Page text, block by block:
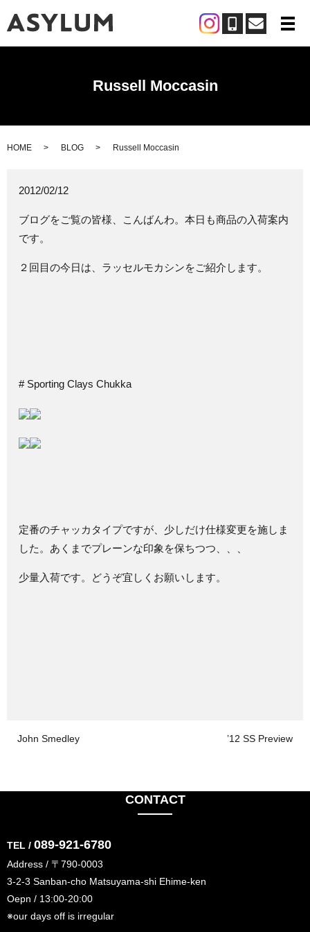
メ
Russell Moccasin
HOME BLOG Russell Moccasin
2012/02/12
ブログをご覧の皆様、こんばんわ。本日も商品の入荷案内
です。
２回目の今日は、ラッセルモカシンをご紹介します。
# Sporting Clays Chukka
定番のチャッカタイプですが、少しだけ仕様変更を施しま
した。あくまでプレーンな印象を保ちつつ、、、
少量入荷です。どうぞ宜しくお願いします。
John Smedley ’12 SS Preview
CONTACT
TEL / 089-921-6780
Address / 〒790-0003
3-2-3 Sanban-cho Matsuyama-shi Ehime-ken
Oepn / 13:00-20:00
※our days off is irregular